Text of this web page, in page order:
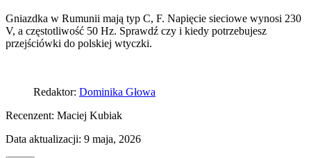
Gniazdka w Rumunii mają typ C, F. Napięcie sieciowe wynosi 230
V, a częstotliwość 50 Hz. Sprawdź czy i kiedy potrzebujesz
przejściówki do polskiej wtyczki.
Redaktor: Dominika Głowa
Recenzent: Maciej Kubiak
Data aktualizacji: 9 maja, 2026